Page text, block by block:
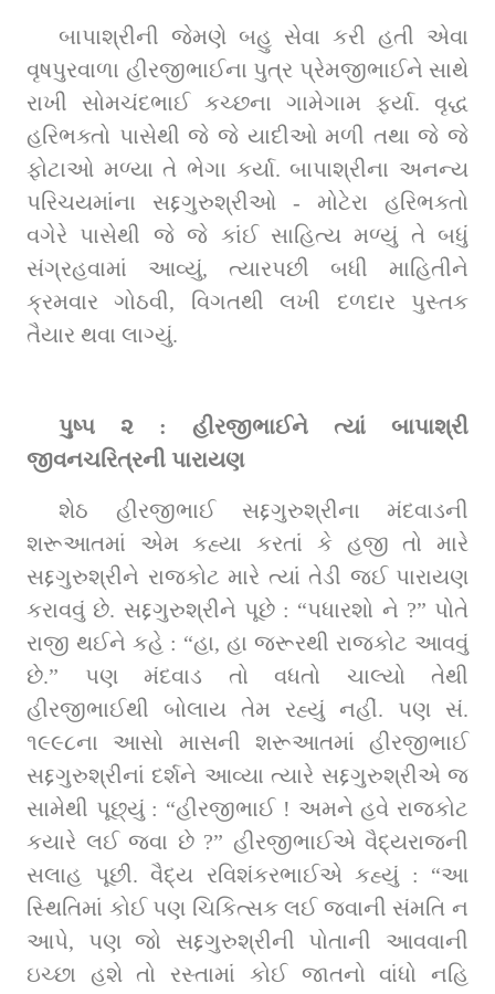
બાપાશ્રીની જેમણે બહુ સેવા કરી હતી એવા
વૃષપુરવાળા હીરજીભાઈના પુત્ર પ્રેમજીભાઈને સાથે
રાખી સોમચંદભાઈ કચ્છના ગામેગામ ફર્યા. વૃદ્ધ
હરિભક્તો પાસેથી જે જે યાદીઓ મળી તથા જે જે
ફોટાઓ મળ્યા તે ભેગા કર્યા. બાપાશ્રીના અનન્ય
પરિચયમાંના સદ્દગુરુશ્રીઓ - મોટેરા હરિભક્તો
વગેરે પાસેથી જે જે કાંઈ સાહિત્ય મળ્યું તે બધું
સંગ્રહવામાં આવ્યું, ત્યારપછી બધી માહિતીને
ક્રમવાર ગોઠવી, વિગતથી લખી દળદાર પુસ્તક
તૈયાર થવા લાગ્યું.
પુષ્પ ૨ : હીરજીભાઈને ત્યાં બાપાશ્રી
જીવનચરિત્રની પારાયણ
શેઠ હીરજીભાઈ સદ્દગુરુશ્રીના મંદવાડની
શરૂઆતમાં એમ કહ્યા કરતાં કે હજી તો મારે
સદ્દગુરુશ્રીને રાજકોટ મારે ત્યાં તેડી જઈ પારાયણ
કરાવવું છે. સદ્દગુરુશ્રીને પૂછે : “પધારશો ને ?” પોતે
રાજી થઈને કહે : “હા, હા જરૂરથી રાજકોટ આવવું
છે.” પણ મંદવાડ તો વધતો ચાલ્યો તેથી
હીરજીભાઈથી બોલાય તેમ રહ્યું નહીં. પણ સં.
૧૯૯૮ના આસો માસની શરૂઆતમાં હીરજીભાઈ
સદ્દગુરુશ્રીનાં દર્શને આવ્યા ત્યારે સદ્દગુરુશ્રીએ જ
સામેથી પૂછ્યું : “હીરજીભાઈ ! અમને હવે રાજકોટ
કયારે લઈ જવા છે ?” હીરજીભાઈએ વૈદ્યરાજની
સલાહ પૂછી. વૈદ્ય રવિશંકરભાઈએ કહ્યું : “આ
સ્થિતિમાં કોઈ પણ ચિકિત્સક લઈ જવાની સંમતિ ન
આપે, પણ જો સદ્દગુરુશ્રીની પોતાની આવવાની
ઇચ્છા હશે તો રસ્તામાં કોઈ જાતનો વાંધો નહિ